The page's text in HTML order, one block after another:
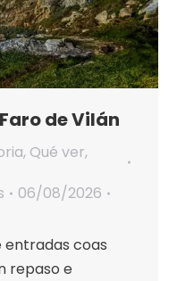
de Vilán
, Qué ver,
06/08/2026
entradas coas
repaso e